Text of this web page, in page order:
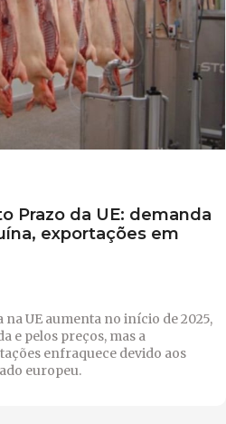
Prazo da UE: demanda
exportações em
UE aumenta no início de 2025,
e pelos preços, mas a
enfraquece devido aos
europeu.